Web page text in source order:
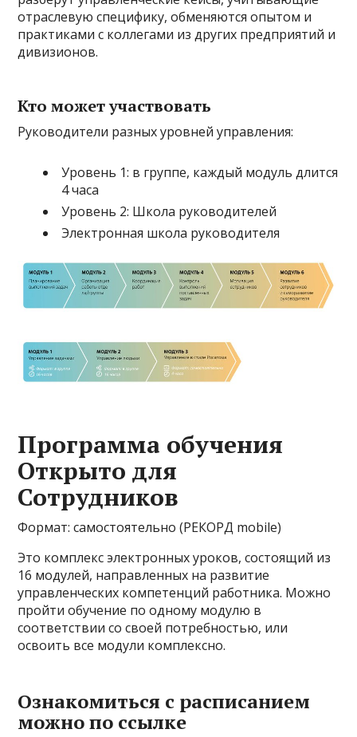
отраслевую специфику, обменяются опытом и
практиками с коллегами из других предприятий и
дивизионов.
Кто может участвовать
Руководители разных уровней управления:
Уровень 1: в группе, каждый модуль длится
4 часа
Уровень 2: Школа руководителей
Электронная школа руководителя
Программа обучения
Открыто для
Сотрудников
Формат: самостоятельно (РЕКОРД mobile)
Это комплекс электронных уроков, состоящий из
16 модулей, направленных на развитие
управленческих компетенций работника. Можно
пройти обучение по одному модулю в
соответствии со своей потребностью, или
освоить все модули комплексно.
Ознакомиться с расписанием
можно по ссылке